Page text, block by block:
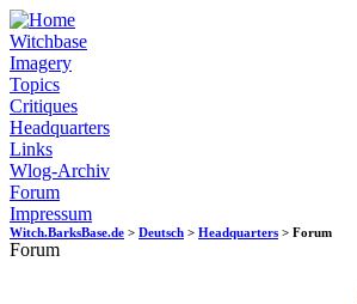
Witchbase
Imagery
Topics
Critiques
Headquarters
Links
Wlog-Archiv
Forum
Impressum
Witch.BarksBase.de > Deutsch > Headquarters > Forum
Forum